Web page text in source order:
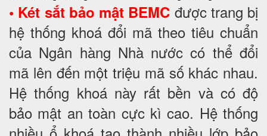
• Két sắt bảo mật BEMC được trang bị
hệ thống khoá đổi mã theo tiêu chuẩn
của Ngân hàng Nhà nước có thể đổi
mã lên đến một triệu mã số khác nhau.
Hệ thống khoá này rất bền và có độ
bảo mật an toàn cực kì cao. Hệ thống